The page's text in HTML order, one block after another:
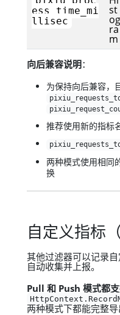
ess_time_mi
llisec
st
og
ra
m
向后兼容说明：
为保持向后兼容，
推荐使用新的指标
两种模式使用相同
换
自定义指标
其他过滤器可以记录
自动收集并上报。
Pull 和 Push 模式都
两种模式下都能完整导